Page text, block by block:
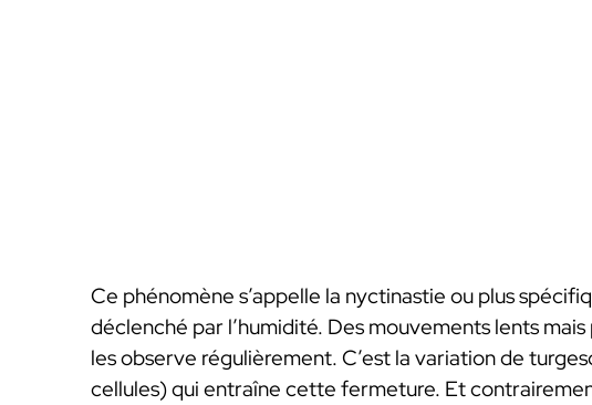
Ce phénomène s’appelle la nyctinastie ou plus
déclenché par l’humidité. Des mouvements lents
les observe régulièrement. C’est la variation de
cellules) qui entraîne cette fermeture. Et